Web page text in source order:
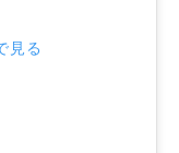
見る